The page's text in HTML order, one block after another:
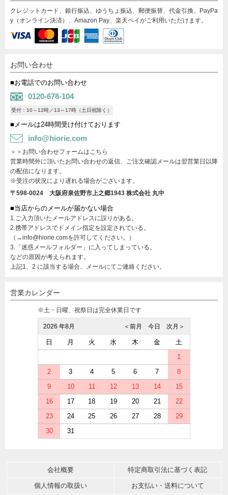
クレジットカード、銀行振込、ゆうちょ振込、郵便振替、代金引換、PayPa
y（オンライン決済）、Amazon Pay、楽天ペイがご利用いただけます。
お問い合わせ
■お電話でのお問い合わせ
0120-678-104
受付：10～12時／13～17時（土日祝除く）
■メールは24時間受け付けております
info@hiorie.com
＞＞お問い合わせフォームはこちら
営業時間外に頂いたお問い合わせの返信、ご注文確認メールは翌営業日以降
の配信になります。
※受注の状況により遅れる場合がございます。
〒598-0024 大阪府泉佐野市上之郷1943 株式会社 丸中
■当店からのメールが届かない場合
1.ご入力頂いたメールアドレスに誤りがある。
2.携帯アドレスでドメイン指定を設定されている。
（→info@hiorie.comを許可してください。）
3.「迷惑メールフォルダー」に入ってしまっている。
などの原因が考えられます。
上記1、2 に該当する場合、メールにてご連絡ください。
営業カレンダー
※土・日曜、祝祭日は完全休業日です
2026 年8月 次月＞
今日
＜前月
日 月 火 水 木 金
土
1
2
3 4 5 6 7
8
9
10 11 12 13 14
15
16
17 18 19 20 21
22
23
24 25 26 27 28
29
30
31
会社概要 特定商取引法に基づく表記
個人情報の取扱い お支払い・送料について